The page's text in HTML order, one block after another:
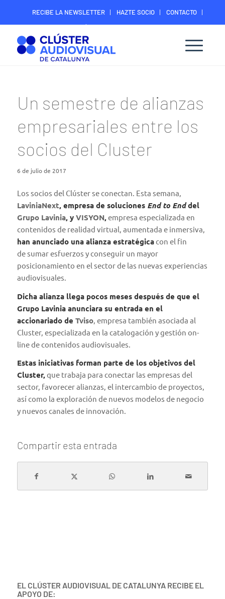
RECIBE LA NEWSLETTER HAZTE SOCIO
CONTACTO
ÁREA DIGITAL SOCIOS
Un semestre de alianzas
empresariales entre los
socios del Cluster
6 de julio de 2017
Los socios del Clúster se conectan. Esta semana,
LaviniaNext, empresa de soluciones End to Enddel
Grupo Lavinia, yVISYON,empresa especializada en
contenidos de realidad virtual, aumentada e inmersiva,
han anunciado una alianza estratégicacon el fin
de sumar esfuerzos y conseguir un mayor
posicionamiento en el sector de las nuevas experiencias
audiovisuales.
Dicha alianza llega pocos meses después de que el
Grupo Lavinia anunciara su entrada en el
accionariado de Tviso, empresa también asociada al
Cluster, especializada en la catalogación y gestión on-
line de contenidos audiovisuales.
Estas iniciativas forman parte de los objetivos del
Cluster,que trabaja para conectar las empresas del
sector, favorecer alianzas, el intercambio de proyectos,
así como la exploración de nuevos modelos de negocio
y nuevos canales de innovación.
Compartir esta entrada
EL CLÚSTER AUDIOVISUAL DE CATALUNYA RECIBE EL
APOYO DE: